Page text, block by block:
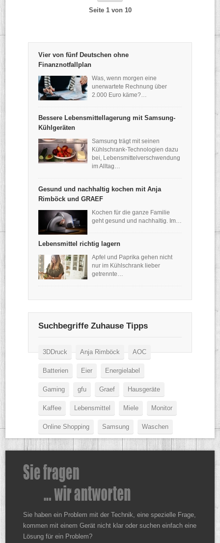
Seite 1 von 10
Vier von fünf Deutschen ohne
Finanznotfallplan
Was, wenn morgen eine
unerwartete Rechnung über
2.000 Euro käme?…
Bessere Lebensmittellagerung mit Samsung-
Kühlgeräten
Samsung trägt mit seinen
Kühlschrank-Technologien dazu
bei, Lebensmittelverschwendung
im Alltag…
Gesund und nachhaltig kochen mit Anja
Rimböck und GRAEF
Kochen für die ganze Familie
geht gesund und nachhaltig. Im…
Lebensmittel richtig lagern
Apfel und Paprika gehen nicht
nur im Kühlschrank lieber
getrennte…
Suchbegriffe Zuhause Tipps
3DDruck Anja Rimböck AOC
Batterien Eier Energielabel
Gaming gfu Graef Hausgeräte
Kaffee Lebensmittel Miele Monitor
Online Shopping Samsung Waschen
Sie haben ein Problem mit der Technik, eine spezielle Frage,
kommen mit einem Gerät nicht klar oder suchen einfach eine
Lösung für ein Problem?